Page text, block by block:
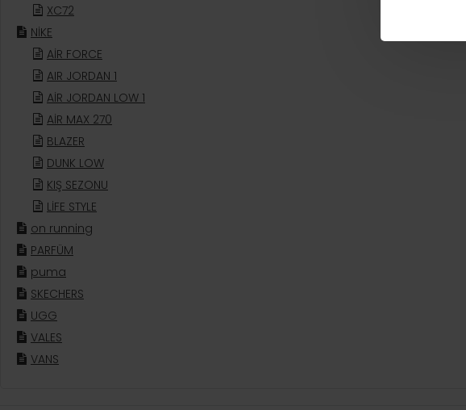
XC72
NİKE
AİR FORCE
AIR JORDAN 1
AİR JORDAN LOW 1
AİR MAX 270
BLAZER
DUNK LOW
KIŞ SEZONU
LİFE STYLE
on running
PARFÜM
puma
SKECHERS
UGG
VALES
VANS